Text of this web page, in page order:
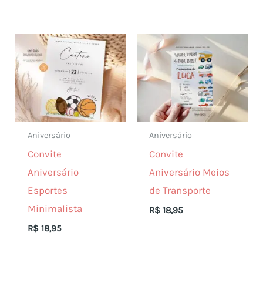
Aniversário
Convite
Aniversário
Esportes
Minimalista
R$18,95
Aniversário
Convite
Aniversário Meios
de Transporte
R$ 18,95